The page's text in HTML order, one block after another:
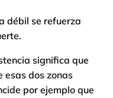
débil se refuerza
significa que
esas dos zonas
por ejemplo que